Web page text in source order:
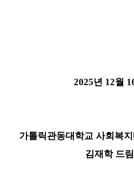
2025년 12월
가톨릭관동대학교 사회복
김재학 드림